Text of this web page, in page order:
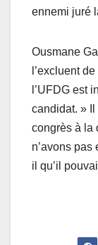
ennemi juré
Ousmane
l’excluent
l’UFDG est
candidat. » Il
congrès à la
n’avons pas
il qu’il